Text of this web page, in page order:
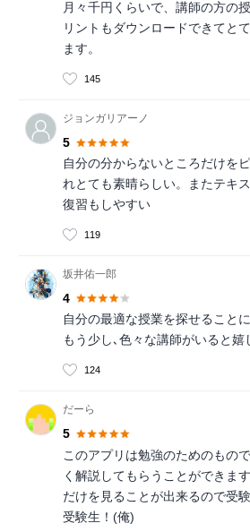
月々千円くらいで、講師の方の
リントもダウンロードできてと
ます。
145
ジョンガリアーノ
5
自分の分からないところだけを
れとても素晴らしい。またテキ
復習もしやすい
119
坂井佑一郎
4
自分の最適な授業を探せること
もう少し､色々な講師がいると嬉
124
だーら
5
このアプリは勉強のためのもの
く解説してもらうことができま
だけを見ることが出来るので受
受験生！(俺)